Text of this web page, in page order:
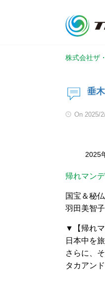
株式会社ザ
垂
On 2025/
2025
帰れマン
国宝＆秘
羽田美智
▼【帰れマ
日本中を
さらに、
タカアン